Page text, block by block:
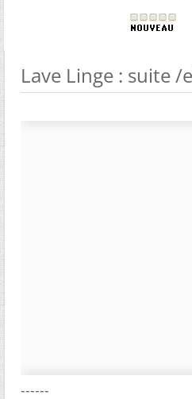
Lave Linge : suite
------